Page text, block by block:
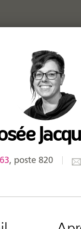
820